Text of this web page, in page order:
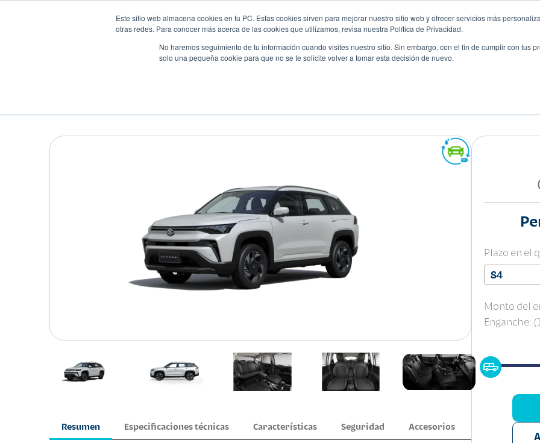
Este sitio web almacena cookies en tu PC. Estas cookies sirven para mejorar nuestro sitio web y ofrecer servicios más
otras redes. Para conocer más acerca de las cookies que utilizamos, revisa nuestra Política de Privacidad.
No haremos seguimiento de tu información cuando visites nuestro sitio. Sin embargo, con el fin de cumplir con tus
solo una pequeña cookie para que no se te solicite volver a tomar esta decisión de nuevo.
Resumen Especificaciones técnicas Características Seguridad Accesorios
Plazo en el
84
Monto del
Enganche: